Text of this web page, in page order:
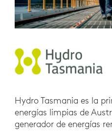
Hydro Tasmania es la
energías limpias de
generador de energías